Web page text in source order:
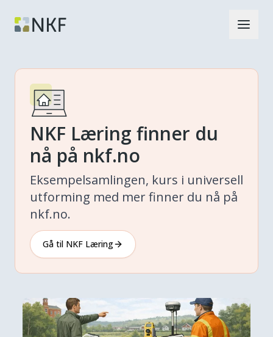
NKF Læring finner du
nå på nkf.no
Eksempelsamlingen, kurs i universell
utforming med mer finner du nå på
nkf.no.
Gå til NKF Læring